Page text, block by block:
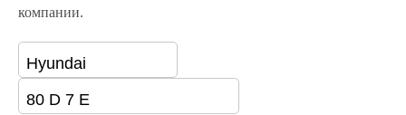
компании.